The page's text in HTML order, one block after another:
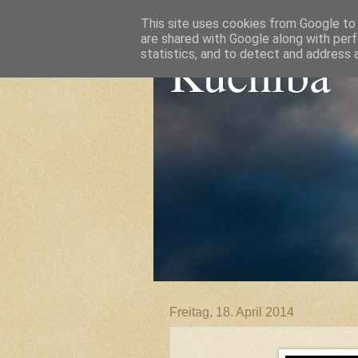
Kuchiba
Freitag, 18. April 2014
This site uses cookies from Google
are shared with Google along with
statistics, and to detect and address